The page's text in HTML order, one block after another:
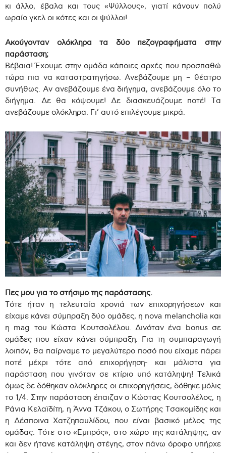
κι άλλο, έβαλα και τους «Ψύλλους», γιατί κάνουν πολύ
ωραίο γκελ οι κότες και οι ψύλλοι!
Ακούγονταν ολόκληρα τα δύο πεζογραφήματα στην
παράσταση;
Βέβαια! Έχουμε στην ομάδα κάποιες αρχές που προσπαθώ
τώρα πια να καταστρατηγήσω. Ανεβάζουμε μη – θέατρο
συνήθως. Αν ανεβάζουμε ένα διήγημα, ανεβάζουμε όλο το
διήγημα. Δε θα κόψουμε! Δε διασκευάζουμε ποτέ! Τα
ανεβάζουμε ολόκληρα. Γι’ αυτό επιλέγουμε μικρά.
Πες μου για το στήσιμο της παράστασης.
Τότε ήταν η τελευταία χρονιά των επιχορηγήσεων και
είχαμε κάνει σύμπραξη δύο ομάδες, η nova melancholia και
η mag του Κώστα Κουτσολέλου. Δινόταν ένα bonus σε
ομάδες που είχαν κάνει σύμπραξη. Για τη συμπαραγωγή
λοιπόν, θα παίρναμε το μεγαλύτερο ποσό που είχαμε πάρει
ποτέ μέχρι τότε από επιχορήγηση- και μάλιστα για
παράσταση που γινόταν σε κτίριο υπό κατάληψη! Τελικά
όμως δε δόθηκαν ολόκληρες οι επιχορηγήσεις, δόθηκε μόλις
το 1/4. Στην παράσταση έπαιζαν ο Κώστας Κουτσολέλος, η
Ράνια Κελαϊδίτη, η Άννα Τζάκου, ο Σωτήρης Τσακομίδης και
η Δέσποινα Χατζηπαυλίδου, που είναι βασικό μέλος της
ομάδας. Τότε στο «Εμπρός», στο χώρο της κατάληψης, αν
και δεν ήτανε κατάληψη στέγης, στον πάνω όροφο υπήρχε